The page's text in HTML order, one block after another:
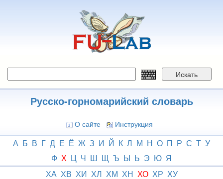
Искать
Русско-горномарийский словарь
О сайте Инструкция
А Б В Г Д Е Ё Ж З И Й К Л М Н О П Р С Т У
Ф Х Ц Ч Ш Щ Ъ Ы Ь Э Ю Я
ХА ХВ ХИ ХЛ ХМ ХН ХО ХР ХУ